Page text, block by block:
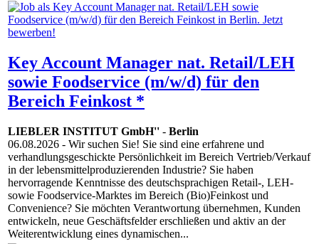
Key Account Manager nat. Retail/LEH
sowie Foodservice (m/w/d) für den
Bereich Feinkost *
LIEBLER INSTITUT GmbH'' - Berlin
06.08.2026 - Wir suchen Sie! Sie sind eine erfahrene und
verhandlungsgeschickte Persönlichkeit im Bereich Vertrieb/Verkauf
in der lebensmittelproduzierenden Industrie? Sie haben
hervorragende Kenntnisse des deutschsprachigen Retail-, LEH-
sowie Foodservice-Marktes im Bereich (Bio)Feinkost und
Convenience? Sie möchten Verantwortung übernehmen, Kunden
entwickeln, neue Geschäftsfelder erschließen und aktiv an der
Weiterentwicklung eines dynamischen...